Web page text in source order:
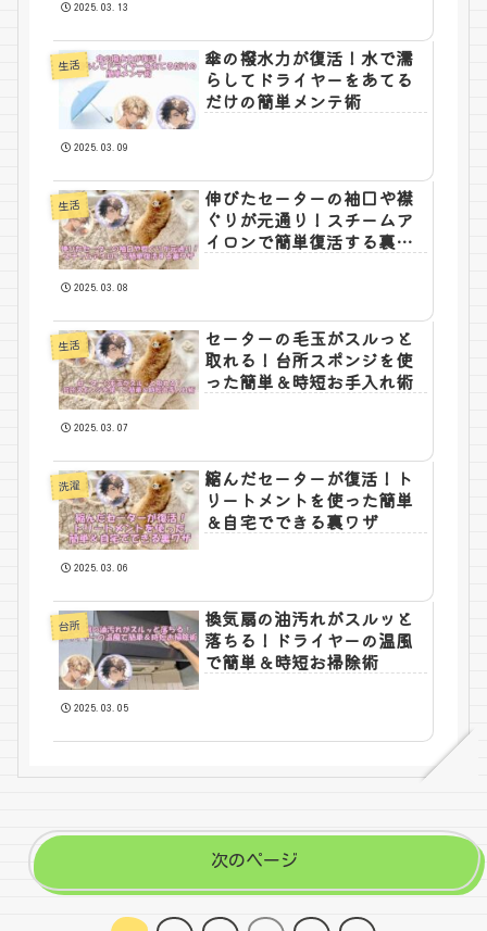
2025.03.13
生活
傘の撥水力が復活！水で濡
らしてドライヤーをあてる
だけの簡単メンテ術
2025.03.09
生活
伸びたセーターの袖口や襟
ぐりが元通り！スチームア
イロンで簡単復活する裏ワ
2025.03.08
生活
セーターの毛玉がスルっと
取れる！台所スポンジを使
った簡単＆時短お手入れ術
2025.03.07
洗濯
縮んだセーターが復活！ト
リートメントを使った簡単
＆自宅でできる裏ワザ
2025.03.06
台所
換気扇の油汚れがスルッと
落ちる！ドライヤーの温風
で簡単＆時短お掃除術
2025.03.05
次のページ